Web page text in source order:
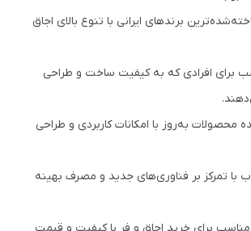
برندهای ایرانی با تنوع بالای اجاق
برای افرادی که به کیفیت ساخت و طراحی
محصولات به‌روز با امکانات کاربردی و طراحی
با تمرکز بر فناوری‌های جدید و مصرف بهینه